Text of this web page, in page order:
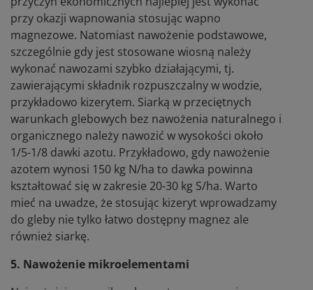
przy okazji wapnowania stosując wapno
magnezowe. Natomiast nawożenie podstawowe,
szczególnie gdy jest stosowane wiosną należy
wykonać nawozami szybko działającymi, tj.
zawierającymi składnik rozpuszczalny w wodzie,
przykładowo kizerytem. Siarką w przeciętnych
warunkach glebowych bez nawożenia naturalnego i
organicznego należy nawozić w wysokości około
1/5-1/8 dawki azotu. Przykładowo, gdy nawożenie
azotem wynosi 150 kg N/ha to dawka powinna
kształtować się w zakresie 20-30 kg S/ha. Warto
mieć na uwadze, że stosując kizeryt wprowadzamy
do gleby nie tylko łatwo dostępny magnez ale
również siarkę.
5. Nawożenie mikroelementami